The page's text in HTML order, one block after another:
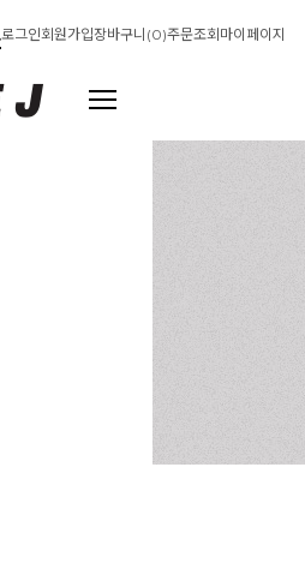
로그인회원가입장바구니(0)주문조회마이페이지